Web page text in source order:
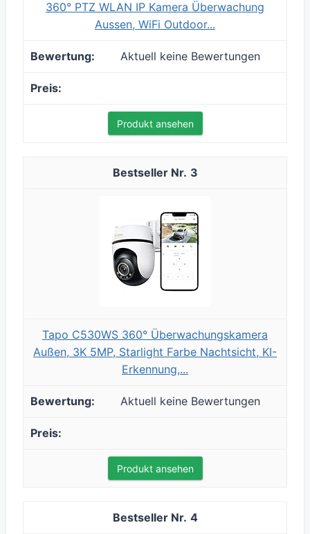
360° PTZ WLAN IP Kamera Überwachung
Aussen, WiFi Outdoor...
Aktuell keine Bewertungen
Produkt ansehen
3
Tapo C530WS 360° Überwachungskamera
Außen, 3K 5MP, Starlight Farbe Nachtsicht, KI-
Erkennung,...
Aktuell keine Bewertungen
Produkt ansehen
4